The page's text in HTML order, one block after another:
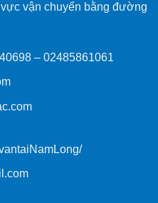
vận chuyển bằng đường
– 02485861061